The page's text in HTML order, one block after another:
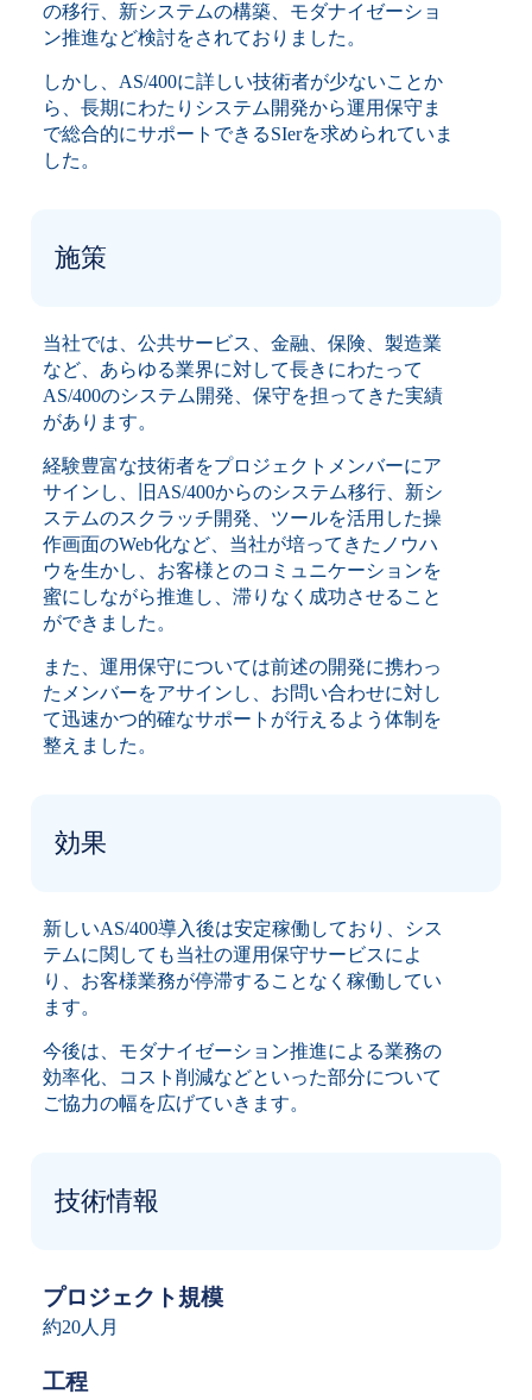
の移行、新システムの構築、モダナイゼーショ
ン推進など検討をされておりました。
しかし、AS/400に詳しい技術者が少ないことか
ら、長期にわたりシステム開発から運用保守ま
で総合的にサポートできるSIerを求められていま
した。
施策
当社では、公共サービス、金融、保険、製造業
など、あらゆる業界に対して長きにわたって
AS/400のシステム開発、保守を担ってきた実績
があります。
経験豊富な技術者をプロジェクトメンバーにア
サインし、旧AS/400からのシステム移行、新シ
ステムのスクラッチ開発、ツールを活用した操
作画面のWeb化など、当社が培ってきたノウハ
ウを生かし、お客様とのコミュニケーションを
蜜にしながら推進し、滞りなく成功させること
ができました。
また、運用保守については前述の開発に携わっ
たメンバーをアサインし、お問い合わせに対し
て迅速かつ的確なサポートが行えるよう体制を
整えました。
効果
新しいAS/400導入後は安定稼働しており、シス
テムに関しても当社の運用保守サービスによ
り、お客様業務が停滞することなく稼働してい
ます。
今後は、モダナイゼーション推進による業務の
効率化、コスト削減などといった部分について
ご協力の幅を広げていきます。
技術情報
プロジェクト規模
約20人月
工程